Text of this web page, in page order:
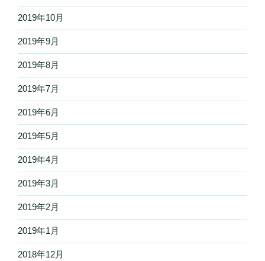
2019年10月
2019年9月
2019年8月
2019年7月
2019年6月
2019年5月
2019年4月
2019年3月
2019年2月
2019年1月
2018年12月